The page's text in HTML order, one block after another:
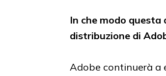
In che modo
distribuzione di
Adobe continuerà a